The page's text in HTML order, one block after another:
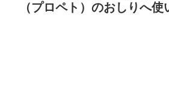
（プロペト）のおしりへ使